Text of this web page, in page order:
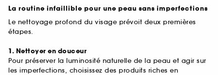
La routine infaillible pour une peau sans imperfections
Le nettoyage profond du visage prévoit deux premières
étapes.
1. Nettoyer en douceur
Pour préserver la luminosité naturelle de la peau et agir sur
les imperfections, choisissez des produits riches en